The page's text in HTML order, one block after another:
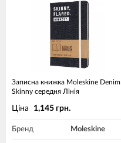
Записна книжка Moleskine Denim
Skinny середня Лінія
Ціна 1,145 грн.
Бренд Moleskine